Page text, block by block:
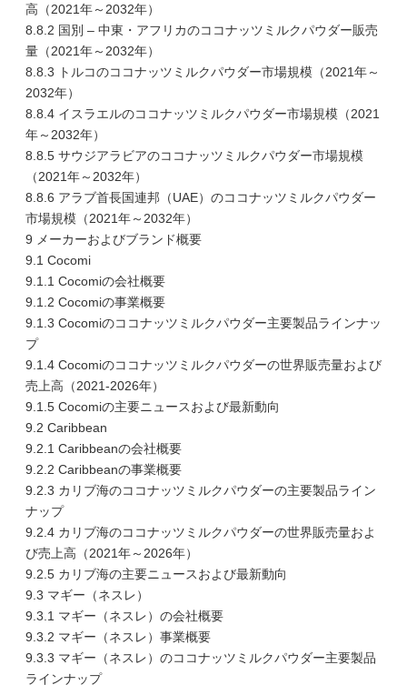
高（2021年～2032年）
8.8.2 国別 – 中東・アフリカのココナッツミルクパウダー販売
量（2021年～2032年）
8.8.3 トルコのココナッツミルクパウダー市場規模（2021年～
2032年）
8.8.4 イスラエルのココナッツミルクパウダー市場規模（2021
年～2032年）
8.8.5 サウジアラビアのココナッツミルクパウダー市場規模
（2021年～2032年）
8.8.6 アラブ首長国連邦（UAE）のココナッツミルクパウダー
市場規模（2021年～2032年）
9 メーカーおよびブランド概要
9.1 Cocomi
9.1.1 Cocomiの会社概要
9.1.2 Cocomiの事業概要
9.1.3 Cocomiのココナッツミルクパウダー主要製品ラインナッ
プ
9.1.4 Cocomiのココナッツミルクパウダーの世界販売量および
売上高（2021-2026年）
9.1.5 Cocomiの主要ニュースおよび最新動向
9.2 Caribbean
9.2.1 Caribbeanの会社概要
9.2.2 Caribbeanの事業概要
9.2.3 カリブ海のココナッツミルクパウダーの主要製品ライン
ナップ
9.2.4 カリブ海のココナッツミルクパウダーの世界販売量およ
び売上高（2021年～2026年）
9.2.5 カリブ海の主要ニュースおよび最新動向
9.3 マギー（ネスレ）
9.3.1 マギー（ネスレ）の会社概要
9.3.2 マギー（ネスレ）事業概要
9.3.3 マギー（ネスレ）のココナッツミルクパウダー主要製品
ラインナップ